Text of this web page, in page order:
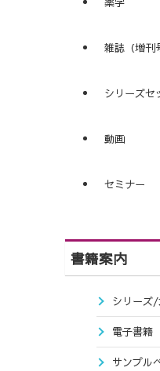
雑誌（増刊
シリーズセ
動画
セミナー
書籍案内
シリーズ
電子書籍
サンプル